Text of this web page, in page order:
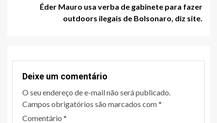
Éder Mauro usa verba de gabinete para fazer
outdoors ilegais de Bolsonaro, diz site.
Deixe um comentário
O seu endereço de e-mail não será publicado.
Campos obrigatórios são marcados com*
Comentário *